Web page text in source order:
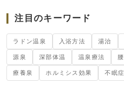
注目のキーワード
ラドン温泉 入浴方法 湯治
源泉 深部体温 温泉療法
療養泉 ホルミシス効果 不眠症